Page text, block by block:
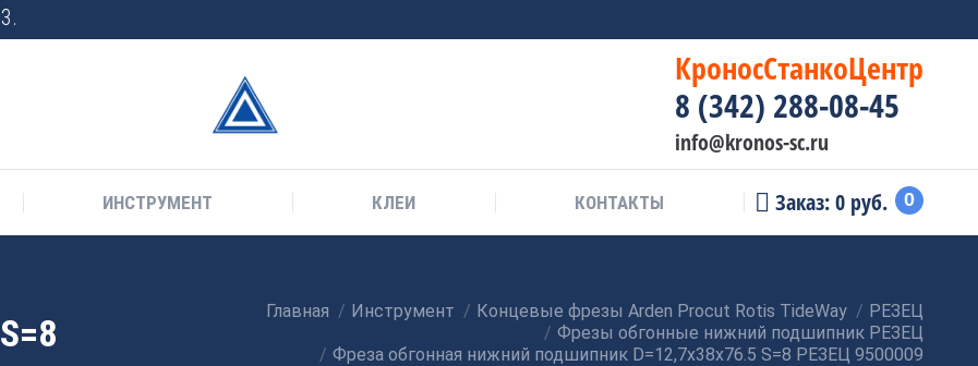
КроносСтанкоЦентр
8 (342) 288-08-45
info@kronos-sc.ru
ИНСТРУМЕНТ КЛЕИ КОНТАКТЫ Заказ:0 руб. 0
Главная Инструмент Концевые фрезы Arden Procut Rotis TideWay
РЕЗЕЦ
Фрезы обгонные нижний подшипник РЕЗЕЦ
Фреза обгонная нижний подшипник D=12,7x38x76.5 S=8 РЕЗЕЦ 9500009